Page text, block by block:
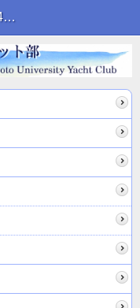
アーカイブ 2014年05月 | ブログ